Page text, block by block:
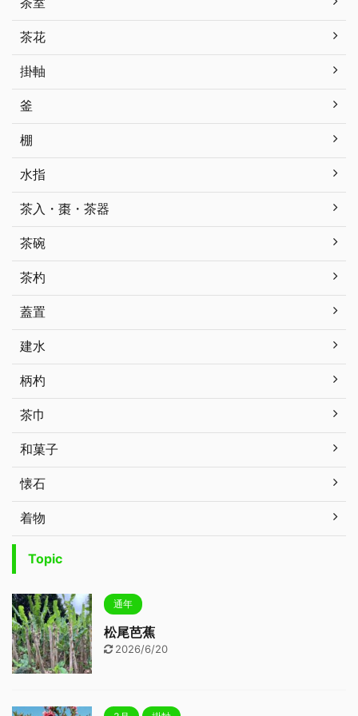
茶花
掛軸
釜
棚
水指
茶入・棗・茶器
茶碗
茶杓
蓋置
建水
柄杓
茶巾
和菓子
懐石
着物
Topic
通年
松尾芭蕉
2026/6/20